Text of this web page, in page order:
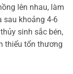
lên nhau, làm
sau khoảng 4-6
sinh sắc bén,
thiểu tổn thương